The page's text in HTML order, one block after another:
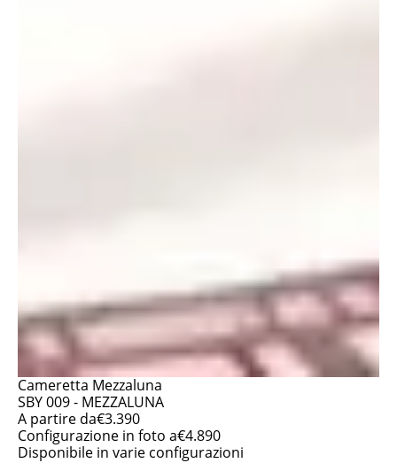
Cameretta Mezzaluna
SBY 009 - MEZZALUNA
A partire da€3.390
Configurazione in foto a€4.890
Disponibile in varie configurazioni